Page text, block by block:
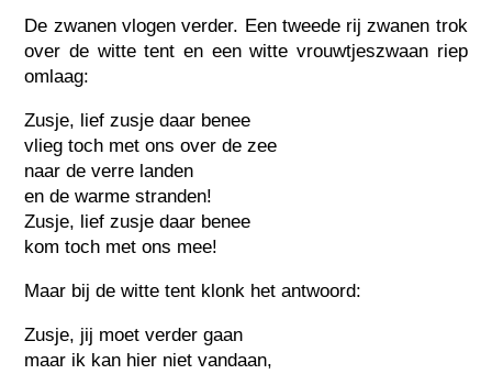
De zwanen vlogen verder. Een tweede rij zwanen trok
over de witte tent en een witte vrouwtjeszwaan riep
omlaag:
Zusje, lief zusje daar benee
vlieg toch met ons over de zee
naar de verre landen
en de warme stranden!
Zusje, lief zusje daar benee
kom toch met ons mee!
Maar bij de witte tent klonk het antwoord:
Zusje, jij moet verder gaan
maar ik kan hier niet vandaan,